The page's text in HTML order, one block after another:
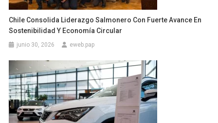
Chile Consolida Liderazgo Salmonero Con Fuerte Avance En
Sostenibilidad Y Economía Circular
junio 30, 2026 eweb.pap